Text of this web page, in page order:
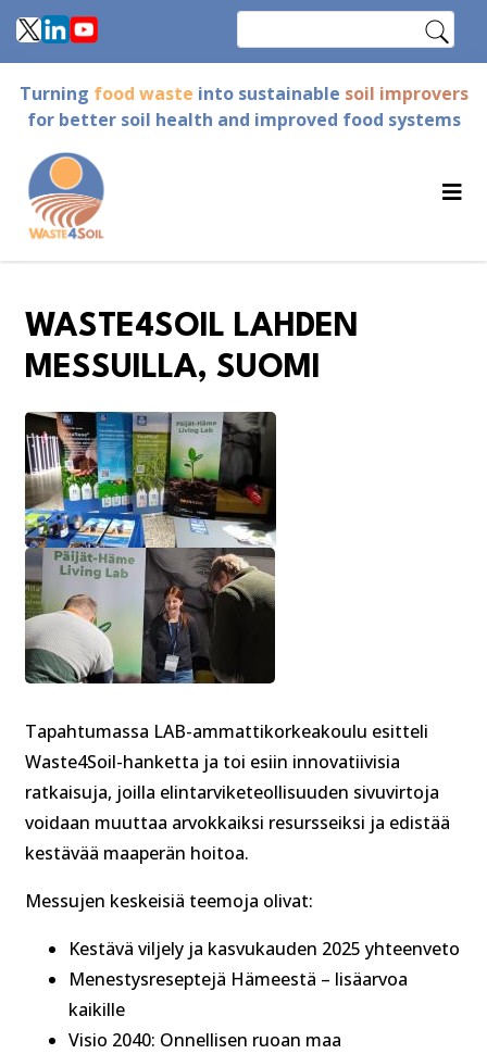
Skip
to
content
Turning food waste into sustainable soil improvers
for better soil health and improved food systems
WASTE4SOIL LAHDEN
MESSUILLA, SUOMI
Tapahtumassa LAB-ammattikorkeakoulu esitteli
Waste4Soil-hanketta ja toi esiin innovatiivisia
ratkaisuja, joilla elintarviketeollisuuden sivuvirtoja
voidaan muuttaa arvokkaiksi resursseiksi ja edistää
kestävää maaperän hoitoa.
Messujen keskeisiä teemoja olivat:
Kestävä viljely ja kasvukauden 2025 yhteenveto
Menestysreseptejä Hämeestä – lisäarvoa
kaikille
Visio 2040: Onnellisen ruoan maa